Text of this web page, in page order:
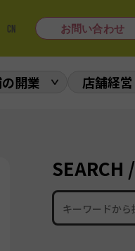
CN お問い合わせ
開業 店舗経営
SEARCH /